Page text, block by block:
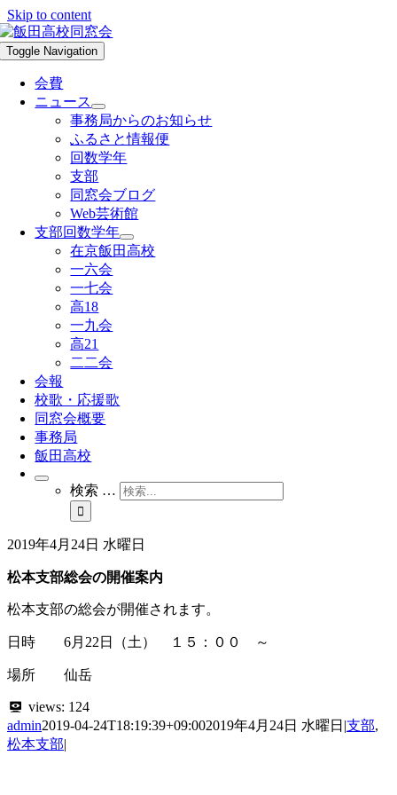
Skip to content
Toggle Navigation
会費
ニュース
事務局からのお知らせ
ふるさと情報便
回数学年
支部
同窓会ブログ
Web芸術館
支部回数学年
在京飯田高校
一六会
一七会
高18
一九会
高21
二二会
会報
校歌・応援歌
同窓会概要
事務局
飯田高校
検索 …
2019年4月24日 水曜日
松本支部総会の開催案内
松本支部の総会が開催されます。
日時 6月22日（土） １５：００ ～
場所 仙岳
views: 124
admin2019-04-24T18:19:39+09:002019年4月24日 水曜日 |支部,
松本支部|